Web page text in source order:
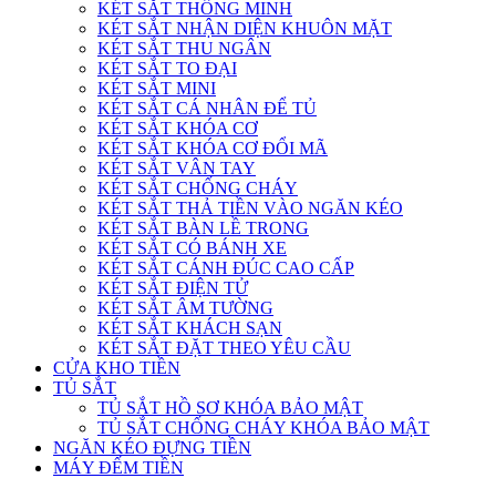
KÉT SẮT THÔNG MINH
KÉT SẮT NHẬN DIỆN KHUÔN MẶT
KÉT SẮT THU NGÂN
KÉT SẮT TO ĐẠI
KÉT SẮT MINI
KÉT SẮT CÁ NHÂN ĐỂ TỦ
KÉT SẮT KHÓA CƠ
KÉT SẮT KHÓA CƠ ĐỔI MÃ
KÉT SẮT VÂN TAY
KÉT SẮT CHỐNG CHÁY
KÉT SẮT THẢ TIỀN VÀO NGĂN KÉO
KÉT SẮT BÀN LỀ TRONG
KÉT SẮT CÓ BÁNH XE
KÉT SẮT CÁNH ĐÚC CAO CẤP
KÉT SẮT ĐIỆN TỬ
KÉT SẮT ÂM TƯỜNG
KÉT SẮT KHÁCH SẠN
KÉT SẮT ĐẶT THEO YÊU CẦU
CỬA KHO TIỀN
TỦ SẮT
TỦ SẮT HỒ SƠ KHÓA BẢO MẬT
TỦ SẮT CHỐNG CHÁY KHÓA BẢO MẬT
NGĂN KÉO ĐỰNG TIỀN
MÁY ĐẾM TIỀN